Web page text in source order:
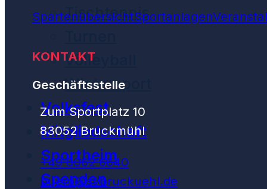
Tischtennis
Volleyball
Wintersport
Volksfest
Mitgliedschaft
Sportheim
Spenden
SpartenübersichtSportanlagen
KONTAKT
Geschäftsstelle
Zum Sportplatz 10
83052 Bruckmühl
+49 8062 6640
buero@svbruckuehl.de